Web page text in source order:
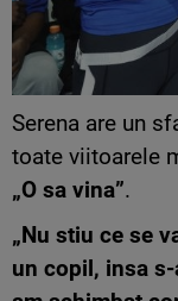
Serena are un
toate viitoarele
„O sa vina”.
„Nu stiu ce se
un copil, insa